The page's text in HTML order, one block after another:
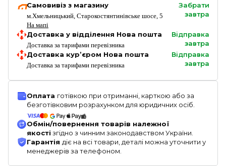
Самовивіз з магазину
м.Хмельницький, Старокостянтинівське шосе, 5
На мапі
Забрати
завтра
Доставка у відділення Нова пошта
Доставка за тарифами перевізника
Відправка
завтра
Доставка кур’єром Нова пошта
Доставка за тарифами перевізника
Відправка
завтра
Оплата готівкою при отриманні, карткою або за
безготівковим розрахунком для юридичних осіб.
Обмін/повернення товарів належної
якості згідно з чинним законодавством України.
Гарантія діє на всі товари, деталі можна уточнити у
менеджерів за телефоном.